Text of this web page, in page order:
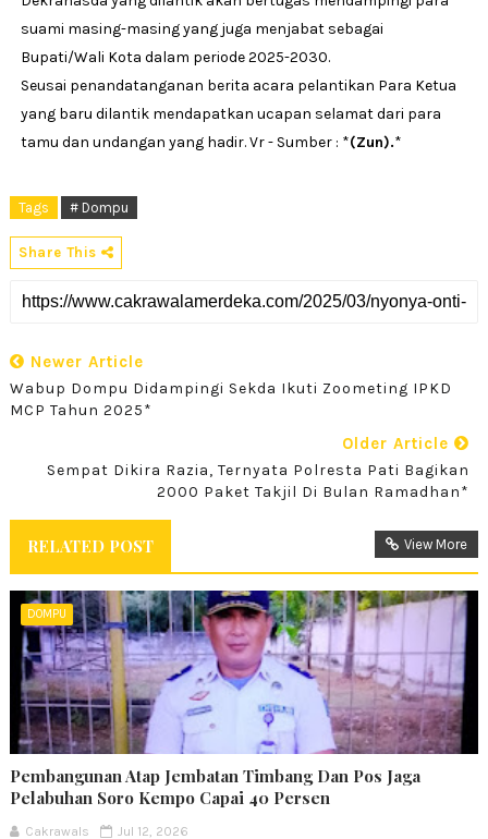
suami masing-masing yang juga menjabat sebagai
Bupati/Wali Kota dalam periode 2025-2030.
Seusai penandatanganan berita acara pelantikan Para Ketua
yang baru dilantik mendapatkan ucapan selamat dari para
tamu dan undangan yang hadir. Vr - Sumber : *(Zun).*
Tags # Dompu
Share This
Newer Article
Wabup Dompu Didampingi Sekda Ikuti Zoometing IPKD
MCP Tahun 2025*
Older Article
Sempat Dikira Razia, Ternyata Polresta Pati Bagikan
2000 Paket Takjil Di Bulan Ramadhan*
RELATED POST View More
DOMPU
Pembangunan Atap Jembatan Timbang Dan Pos Jaga
Pelabuhan Soro Kempo Capai 40 Persen
Cakrawals Jul 12, 2026